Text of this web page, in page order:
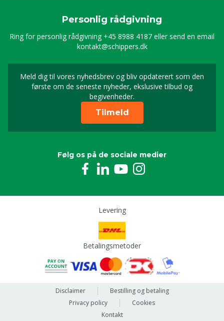
Personlig rådgivning
Ring for personlig rådgivning +45 8988 4187 eller send en email
kontakt@schippers.dk
Meld dig til vores nyhedsbrev og bliv opdaterert som den
første om de seneste nyheder, ekslusive tilbud og
begivenheder.
Timeld dig vores
Tilmeld
Følg os på de sociale medier
Levering
Betalingsmetoder
Disclaimer
Bestilling og betaling
Privacy policy
Cookies
Kontakt